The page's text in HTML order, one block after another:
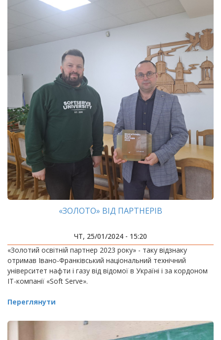
«ЗОЛОТО» ВІД ПАРТНЕРІВ
ЧТ, 25/01/2024 - 15:20
«Золотий освітній партнер 2023 року» - таку відзнаку
отримав Івано-Франківський національний технічний
університет нафти і газу від відомої в Україні і за кордоном
ІТ-компанії «Soft Serve».
Переглянути